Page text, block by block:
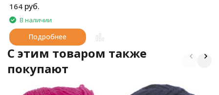
сочетание для пряжи на
осенне-зимний сезон!
164 руб.
В наличии
Подробнее
C этим товаром также
покупают